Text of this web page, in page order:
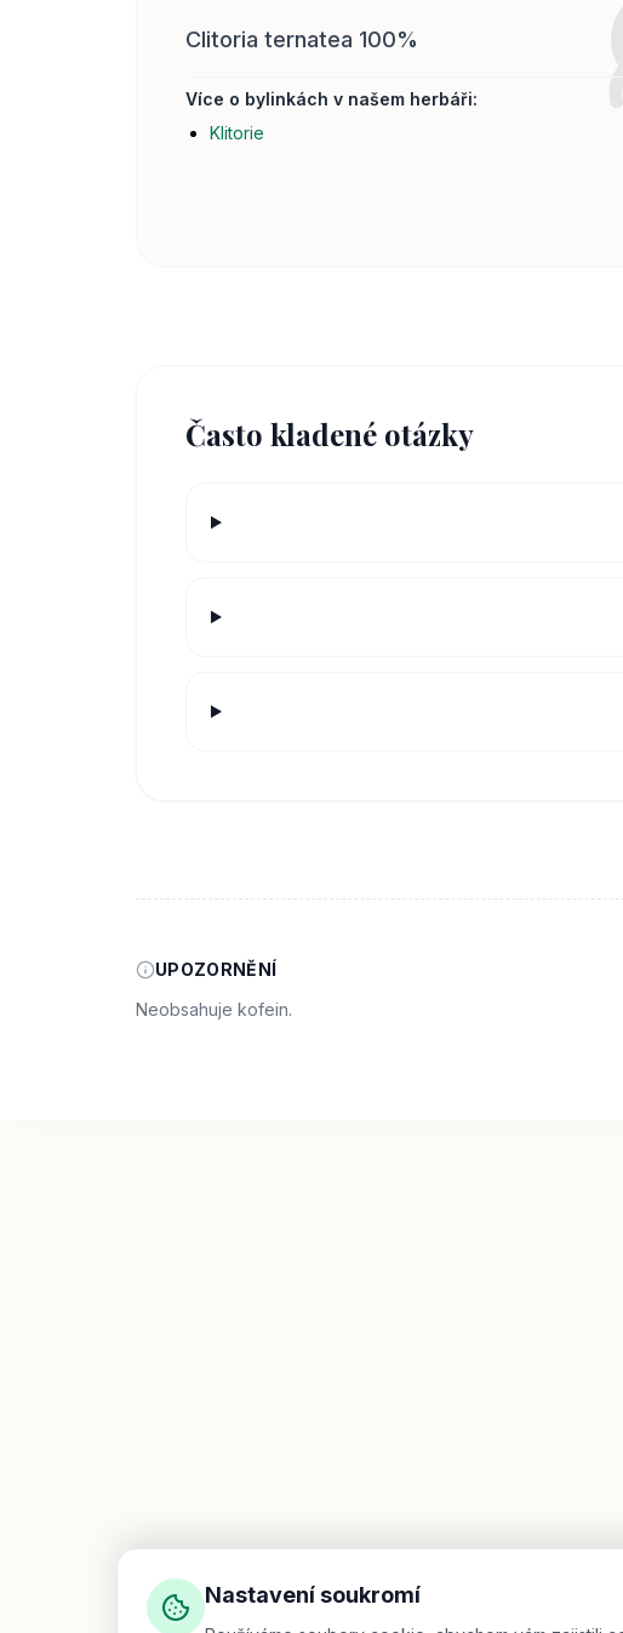
Clitoria ternatea 100%
Více o bylinkách v našem herbáři:
Klitorie
Často kladené otázky
UPOZORNĚNÍ
Neobsahuje kofein.
Nastavení soukromí